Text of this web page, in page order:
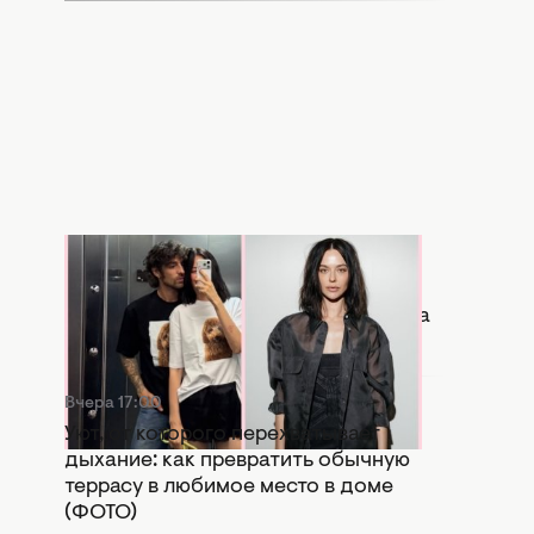
Вчера 17:56
Копия бывшей: в Сети активно
сравнивают новую девушку Дантеса
с Дорофеевой (ФОТО)
Вчера 17:00
Уют, от которого перехватывает
дыхание: как превратить обычную
террасу в любимое место в доме
(ФОТО)